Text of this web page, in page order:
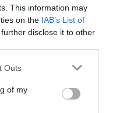
This information may
on the IAB’s List of
disclose it to other
Outs
of my
en diferentes
que han estado
con el objetivo de
y atención ante
las fiestas falleras.